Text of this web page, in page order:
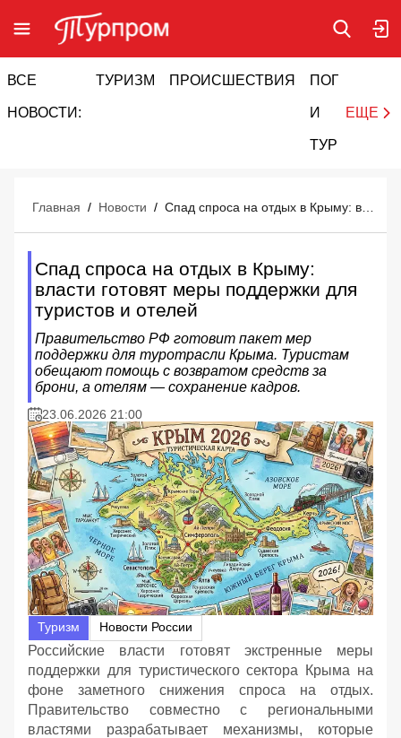
ВСЕ
НОВОСТИ:
ТУРИЗМ ПРОИСШЕСТВИЯ ПОГОДА
И
ТУРИЗМ
ЕЩЕ
Главная / Новости /
Спад спроса на отдых в Крыму:
власти готовят меры поддержки для
туристов и отелей
Правительство РФ готовит пакет мер
поддержки для туротрасли Крыма. Туристам
обещают помощь с возвратом средств за
брони, а отелям — сохранение кадров.
23.06.2026 21:00
Туризм Новости России
Российские власти готовят экстренные меры
поддержки для туристического сектора Крыма на
фоне заметного снижения спроса на отдых.
Правительство совместно с региональными
властями разрабатывает механизмы, которые